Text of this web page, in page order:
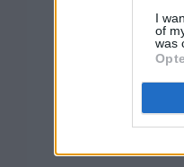
I
of
was